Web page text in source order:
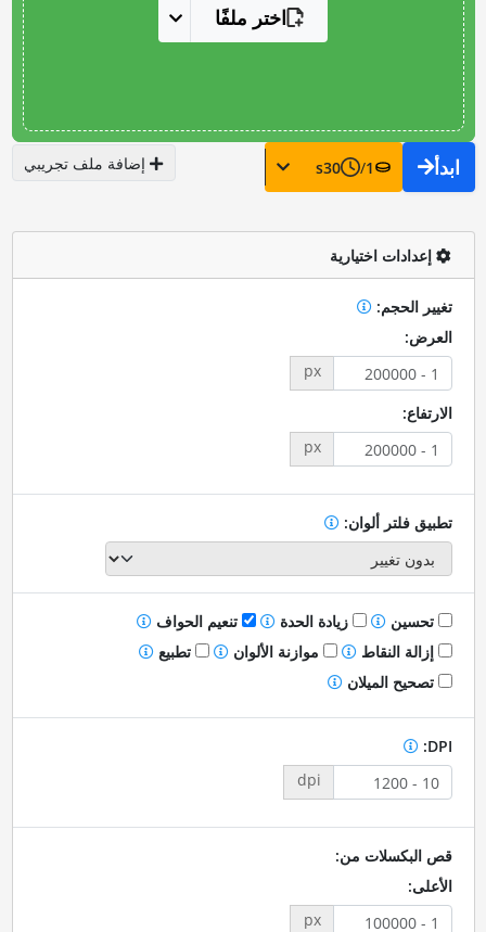
اختر ملفًا
ابدأ 1
/
30
s إضافة ملف تجريبي
إعدادات اختيارية
تغيير الحجم:
العرض:
px
الارتفاع:
px
تطبيق فلتر ألوان:
تحسين زيادة الحدة
تنعيم الحواف
إزالة النقاط
موازنة الألوان
تطبيع
تصحيح الميلان
DPI:
dpi
قص البكسلات من:
الأعلى:
px